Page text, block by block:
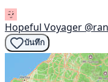
Hopeful Voyager
บันทึก